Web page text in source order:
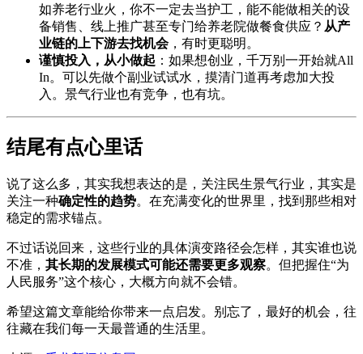
如养老行业火，你不一定去当护工，能不能做相关的设
备销售、线上推广甚至专门给养老院做餐食供应？ 从产
业链的上下游去找机会，有时更聪明。
谨慎投入，从小做起 ：如果想创业，千万别一开始就All
In。可以先做个副业试试水，摸清门道再考虑加大投
入。景气行业也有竞争，也有坑。
结尾有点心里话
说了这么多，其实我想表达的是，关注民生景气行业，其实是
关注一种确定性的趋势。在充满变化的世界里，找到那些相对
稳定的需求锚点。
不过话说回来，这些行业的具体演变路径会怎样，其实谁也说
不准， 其长期的发展模式可能还需要更多观察。但把握住“为
人民服务”这个核心，大概方向就不会错。
希望这篇文章能给你带来一点启发。别忘了，最好的机会，往
往藏在我们每一天最普通的生活里。